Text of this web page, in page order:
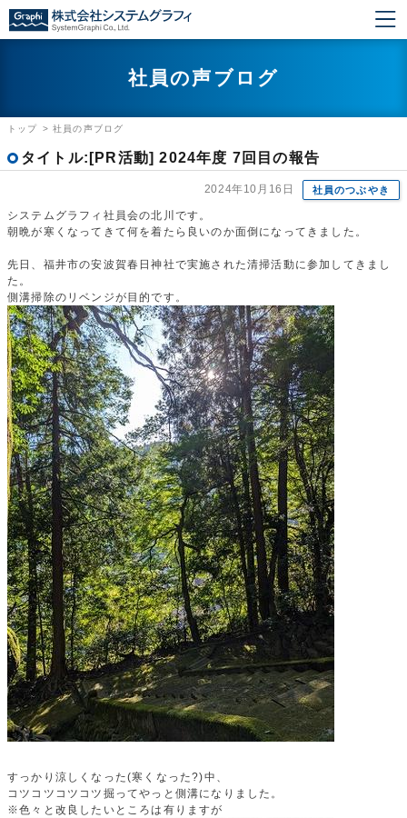
社員の声ブログ
トップ >社員の声ブログ
タイトル:[PR活動] 2024年度 7回目の報告
2024年10月16日 社員のつぶやき
システムグラフィ社員会の北川です。
朝晩が寒くなってきて何を着たら良いのか面倒になってきました。
先日、福井市の安波賀春日神社で実施された清掃活動に参加してきまし
た。
側溝掃除のリベンジが目的です。
すっかり涼しくなった(寒くなった?)中、
コツコツコツコツ掘ってやっと側溝になりました。
※色々と改良したいところは有りますが